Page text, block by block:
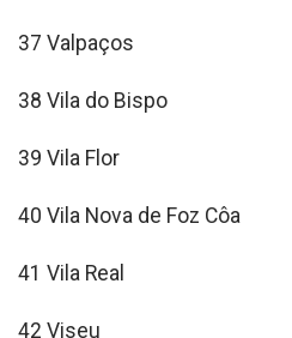
37 Valpaços
38 Vila do Bispo
39 Vila Flor
40 Vila Nova de Foz Côa
41 Vila Real
42 Viseu